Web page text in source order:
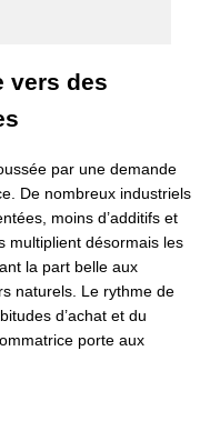
vers des
par une demande
De nombreux industriels
moins d’additifs et
multiplient désormais les
la part belle aux
naturels. Le rythme de
d’achat et du
porte aux